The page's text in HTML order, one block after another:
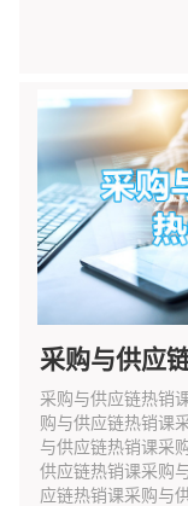
采购与供应
采购与供应链热销
购与供应链热销课
与供应链热销课采
供应链热销课采购
应链热销课采购与